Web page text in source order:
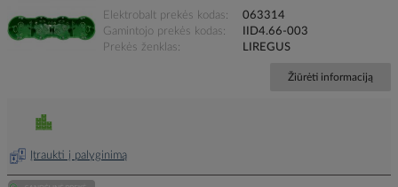
Elektrobalt prekės kodas
063314
Gamintojo prekės kodas
IID4.66-003
Prekės ženklas
LIREGUS
Žiūrėti informaciją
Įtraukti į palyginimą